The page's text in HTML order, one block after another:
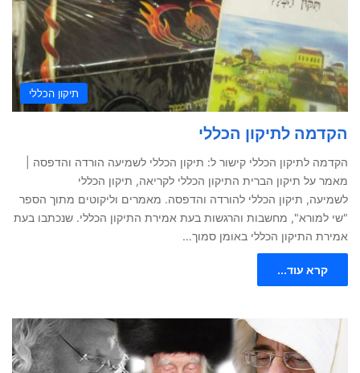
תיקון הכללי
הקדמה לתיקון הכללי
הקדמה לתיקון הכללי קישור ל: תיקון הכללי לשמיעה הורדה והדפסה |
מאמר על תיקון הברית התיקון הכללי לקריאה, תיקון הכללי
לשמיעה, תיקון הכללי להורדה והדפסה. מאמרים וליקוטים מתוך הספר
"שי למורא", מחשבות והרגשות בעת אמירת התיקון הכללי. שנכתבו בעת
אמירת התיקון הכללי באומן סמוך…
קרא עוד...